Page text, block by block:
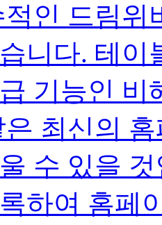
인 드림위
니다. 테이
기능인 비
최신의
수 있을
하여 홈페